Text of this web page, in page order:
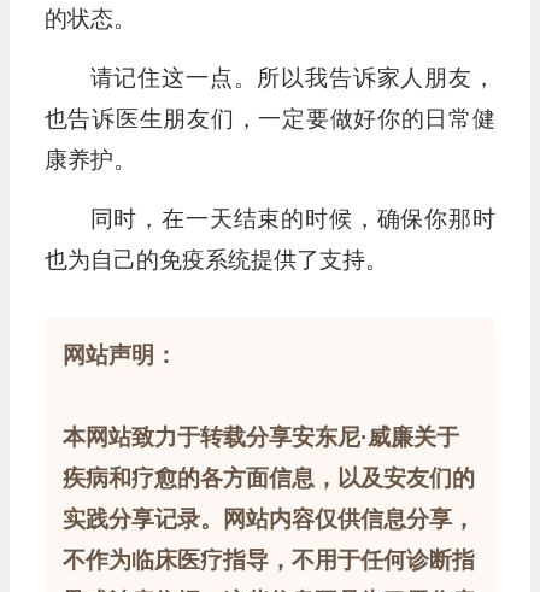
的状态。
请记住这一点。所以我告诉家人朋友，
也告诉医生朋友们，一定要做好你的日常健
康养护。
同时，在一天结束的时候，确保你那时
也为自己的免疫系统提供了支持。
网站声明：
本网站致力于转载分享安东尼·威廉关于
疾病和疗愈的各方面信息，以及安友们的
实践分享记录。网站内容仅供信息分享，
不作为临床医疗指导，不用于任何诊断指